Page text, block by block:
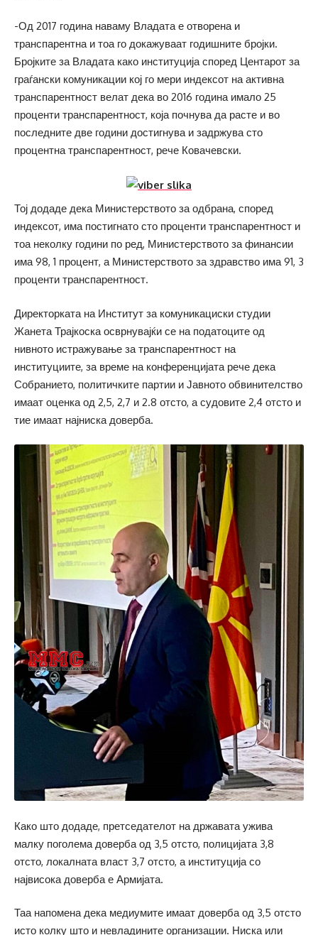
-Од 2017 година наваму Владата е отворена и
транспарентна и тоа го докажуваат годишните бројки.
Бројките за Владата како институција според Центарот за
граѓански комуникации кој го мери индексот на активна
транспарентност велат дека во 2016 година имало 25
проценти транспарентност, која почнува да расте и во
последните две години достигнува и задржува сто
процентна транспарентност, рече Ковачевски.
Тој додаде дека Министерството за одбрана, според
индексот, има постигнато сто проценти транспарентност и
тоа неколку години по ред, Министерството за финансии
има 98, 1 процент, а Министерството за здравство има 91, 3
проценти транспарентност.
Директорката на Институт за комуникациски студии
Жанета Трајкоска осврнувајќи се на податоците од
нивното истражување за транспарентност на
институциите, за време на конференцијата рече дека
Собранието, политичките партии и Јавното обвинителство
имаат оценка од 2,5, 2,7 и 2.8 отсто, а судовите 2,4 отсто и
тие имаат најниска доверба.
Како што додаде, претседателот на државата ужива
малку поголема доверба од 3,5 отсто, полицијата 3,8
отсто, локалната власт 3,7 отсто, а институција со
највисока доверба е Армијата.
Таа напомена дека медиумите имаат доверба од 3,5 отсто
исто колку што и невладините организации. Ниска или